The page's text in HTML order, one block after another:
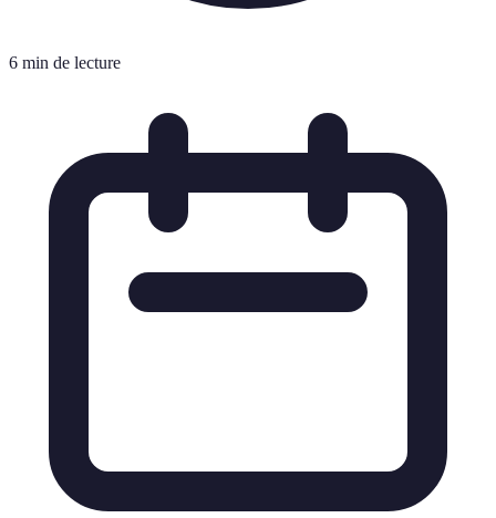
6 min de lecture